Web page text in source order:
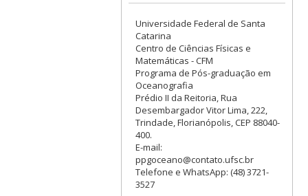
Universidade Federal de Santa
Catarina
Centro de Ciências Físicas e
Matemáticas - CFM
Programa de Pós-graduação em
Oceanografia
Prédio II da Reitoria, Rua
Desembargador Vitor Lima, 222,
Trindade, Florianópolis, CEP 88040-
400.
E-mail:
ppgoceano@contato.ufsc.br
Telefone e WhatsApp: (48) 3721-
3527